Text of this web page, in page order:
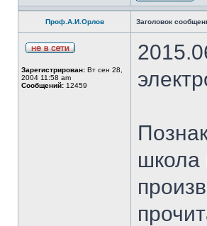
Проф.А.И.Орлов Заголовок
Зарегистрирован: Вт сен 28,
2004 11:58 am
Сообщений: 12459
школа